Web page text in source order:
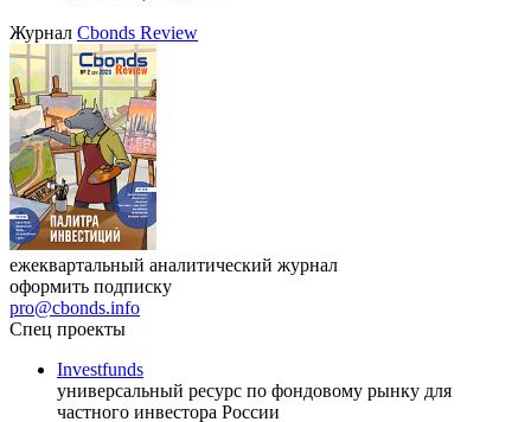
VIII международная конференция «Рынок капитала
Республики Узбекистан»
17.09.2026, Ташкент
ЖурналCbonds Review
ежеквартальный аналитический журнал
оформить подписку
pro@cbonds.info
Спец проекты